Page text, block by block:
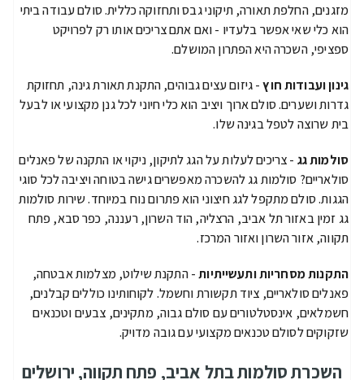
מזגנים, החלפת תאורה, תיקוני גבס ותחזוקה כללית. סולם עבודה ביתי
הוא כלי שאי אפשר בלעדיו - ואם אתם צריכים אותו רק לפרויקט
ספציפי, השכרה היא הפתרון המושלם.
גינון ועבודות חוץ- גיזום עצים גבוהים, התקנת תאורת גינה, תחזוקת
גדרות ושערים. סולם ארוך ויציב הוא כלי חיוני לכל גנן מקצועי או לבעל
בית שרוצה לטפל בגינה שלו.
סולמות גג - צריכים לעלות על הגג לתיקון, ניקוי או התקנה של פאנלים
סולאריים? סולמות גג להשכרה מאפשרים גישה בטוחה ויציבה לכל סוגי
הגגות. סולם מתקפל לגג חיצוני הוא פתרום נוח במיוחד. שירות סולמות
גג זמין באזור תל אביב, הרצליה, הוד השרון, רעננה, כפר סבא, פתח
תקווה, אזור השרון ואזור המרכז.
התקנות מסחריות ותעשייתיות- התקנת שילוט, מצלמות אבטחה,
פאנלים סולאריים, ציוד תקשורת וחשמל. לקוחותינו כוללים קבלנים,
חשמלאים, אינסטלטורים עם סולם גבוה, מתקינים, צבעים וטכנאים
שזקוקים לסולם טכנאים מקצועי עם גובה מדויק.
השכרת סולמות בתל אביב, פתח תקווה, ירושלים